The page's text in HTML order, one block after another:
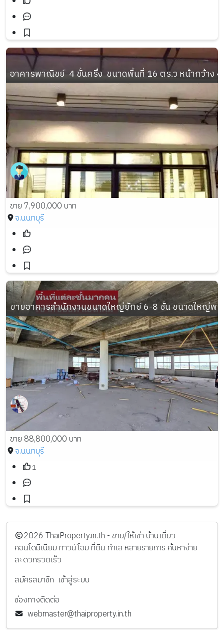
อาคารพาณิชย์  4 ชั้นครึ่ง  ขนาดพื้นที่ 16 ตร.ว หน้ากว้าง
ขาย 7,900,000 บาท
จ.นนทบุรี
ขายอาคารสำนักงานขนาดใหญ่ยักษ์ 6-8 ชั้น ขนาดใหญ่พ
ขาย 88,800,000 บาท
จ.นนทบุรี
1
️2026 ThaiProperty.in.th - ขาย/ให้เช่า บ้านเดี่ยว
คอนโดมิเนียม ทาวน์โฮม ที่ดิน ทำเล หลายรายการ ค้นหาง่าย
สะดวกรวดเร็ว
สมัครสมาชิก เข้าสู่ระบบ
ช่องทางติดต่อ
webmaster@thaiproperty.in.th